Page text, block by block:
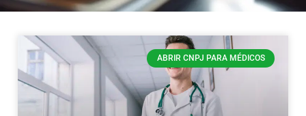
ABRIR CNPJ PARA MÉDICOS